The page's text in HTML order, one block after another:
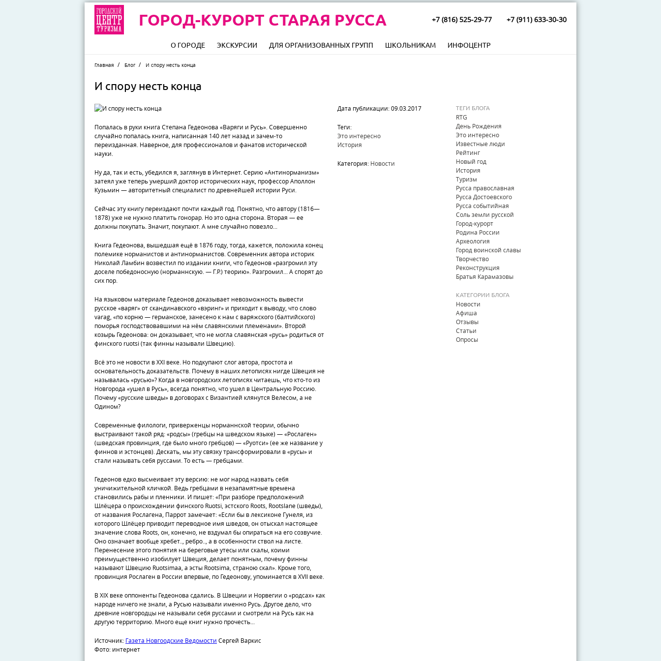
ГОРОД-КУРОРТ СТАРАЯ РУССА +7 (816) 525-29-77 +7 (911) 633-30-30
О ГОРОДЕ ЭКСКУРСИИ ДЛЯ ОРГАНИЗОВАННЫХ ГРУПП ШКОЛЬНИКАМ ИНФОЦЕНТР
Главная Блог И спору несть конца
И спору несть конца
Попалась в руки книга Степана Гедеонова «Варяги и Русь». Совершенно
случайно попалась книга, написанная 140 лет назад и зачем-то
переизданная. Наверное, для профессионалов и фанатов исторической
науки.
Ну да, так и есть, убедился я, заглянув в Интернет. Серию «Антинорманизм»
затеял уже теперь умерший доктор исторических наук, профессор Аполлон
Кузьмин — авторитетный специалист по древнейшей истории Руси.
Сейчас эту книгу переиздают почти каждый год. Понятно, что автору (1816—
1878) уже не нужно платить гонорар. Но это одна сторона. Вторая — ее
должны покупать. Значит, покупают. А мне случайно повезло...
Книга Гедеонова, вышедшая ещё в 1876 году, тогда, кажется, положила конец
полемике норманистов и антинорманистов. Современник автора историк
Николай Ламбин возвестил по издании книги, что Гедеонов «разгромил эту
доселе победоносную (норманнскую. — Г.Р.) теорию». Разгромил... А спорят до
сих пор.
На языковом материале Гедеонов доказывает невозможность вывести
русское «варяг» от скандинавского «вэринг» и приходит к выводу, что слово
varag, «по корню — германское, занесено к нам с варяжского (балтийского)
поморья господствовавшими на нём славянскими племенами». Второй
козырь Гедеонова: он доказывает, что не могла славянская «русь» родиться от
финского ruotsi (так финны называли Швецию).
Всё это не новости в XXI веке. Но подкупают слог автора, простота и
основательность доказательств. Почему в наших летописях нигде Швеция не
называлась «русью»? Когда в новгородских летописях читаешь, что кто-то из
Новгорода «ушел в Русь», всегда понятно, что ушел в Центральную Россию.
Почему «русские шведы» в договорах с Византией клянутся Велесом, а не
Одином?
Современные филологи, приверженцы норманнской теории, обычно
выстраивают такой ряд: «родсы» (гребцы на шведском языке) — «Рослаген»
(шведская провинция, где было много гребцов) — «Руотси» (ее же название у
финнов и эстонцев). Дескать, мы эту связку трансформировали в «русы» и
стали называть себя руссами. То есть — гребцами.
Гедеонов едко высмеивает эту версию: не мог народ назвать себя
уничижительной кличкой. Ведь гребцами в незапамятные времена
становились рабы и пленники. И пишет: «При разборе предположений
Шлёцера о происхождении финского Ruotsi, эстского Roots, Rootslane (шведы),
от названия Рослагена, Паррот замечает: «Если бы в лексиконе Гунеля, из
которого Шлёцер приводит переводное имя шведов, он отыскал настоящее
значение слова Roots, он, конечно, не вздумал бы опираться на его созвучие.
Оно означает вообще хребет.., ребро.., а в особенности ствол на листе.
Перенесение этого понятия на береговые утесы или скалы, коими
преимущественно изобилует Швеция, делает понятным, почему финны
называют Швецию Ruotsimaa, а эсты Rootsima, страною скал». Кроме того,
провинция Рослаген в России впервые, по Гедеонову, упоминается в XVII веке.
В XIX веке оппоненты Гедеонова сдались. В Швеции и Норвегии о «родсах» как
народе ничего не знали, а Русью называли именно Русь. Другое дело, что
древние новгородцы не называли себя руссами и смотрели на Русь как на
другую территорию. Много еще книг нужно прочесть...
Источник: Газета Новгоодские Ведомости Сергей Варкис
Фото: интернет
Дата публикации: 09.03.2017
Теги:
Это интересно
История
Категория: Новости
ТЕГИ БЛОГА
RTG
День Рождения
Это интересно
Известные люди
Рейтинг
Новый год
История
Туризм
Русса православная
Русса Достоевского
Русса событийная
Соль земли русской
Город-курорт
Родина России
Археология
Город воинской славы
Творчество
Реконструкция
Братья Карамазовы
КАТЕГОРИИ БЛОГА
Новости
Афиша
Отзывы
Статьи
Опросы